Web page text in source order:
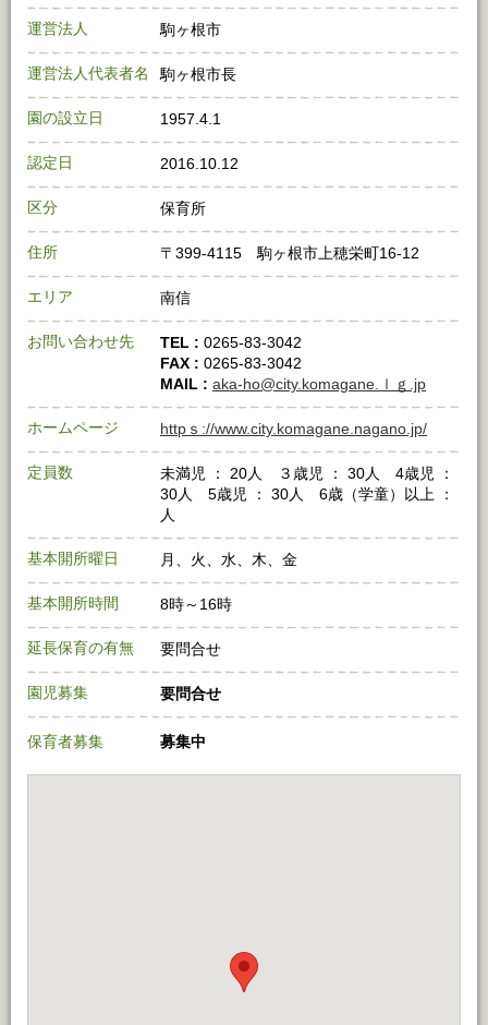
運営法人 駒ヶ根市
運営法人代表者名 駒ヶ根市長
園の設立日 1957.4.1
認定日 2016.10.12
区分 保育所
住所 〒399-4115 駒ヶ根市上穂栄町16-12
エリア 南信
お問い合わせ先 TEL : 0265-83-3042
FAX : 0265-83-3042
MAIL : aka-ho@city.komagane.ｌｇ.jp
ホームページ httpｓ://www.city.komagane.nagano.jp/
定員数
未満児 ： 20人 ３歳児 ： 30人 4歳児 ：
30人 5歳児 ： 30人 6歳（学童）以上 ：
人
基本開所曜日 月、火、水、木、金
基本開所時間 8時～16時
延長保育の有無 要問合せ
園児募集 要問合せ
保育者募集 募集中